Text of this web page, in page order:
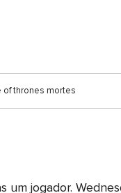
of thrones mortes
jogador.